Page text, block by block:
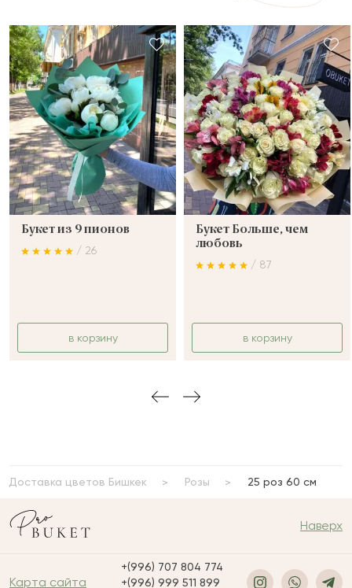
Букет из 9 пионов
/ 26
в корзину
Букет Больше, чем
любовь
/ 87
в корзину
Доставка цветов Бишкек Розы 25 роз 60 см
Наверх
Карта сайта
+(996) 707 804 774
+(996) 999 511 899